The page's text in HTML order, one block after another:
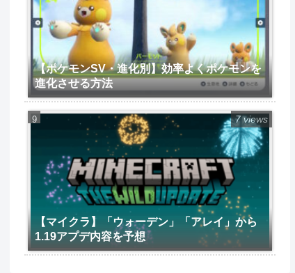
【ポケモンSV・進化別】効率よくポケモンを
進化させる方法
【マイクラ】「ウォーデン」「アレイ」から
1.19アプデ内容を予想
7 views